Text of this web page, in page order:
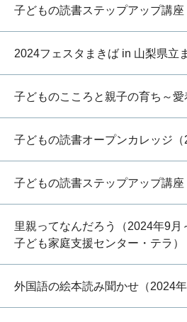
子どもの読書ステップアップ講座
2024フェスタまきば in 山梨県立
子どものこころと親子の育ち～愛
子どもの読書オープンカレッジ（
子どもの読書ステップアップ講座
里親ってなんだろう（2024年9月
子ども家庭支援センター・テラ）
外国語の絵本読み聞かせ（2024年